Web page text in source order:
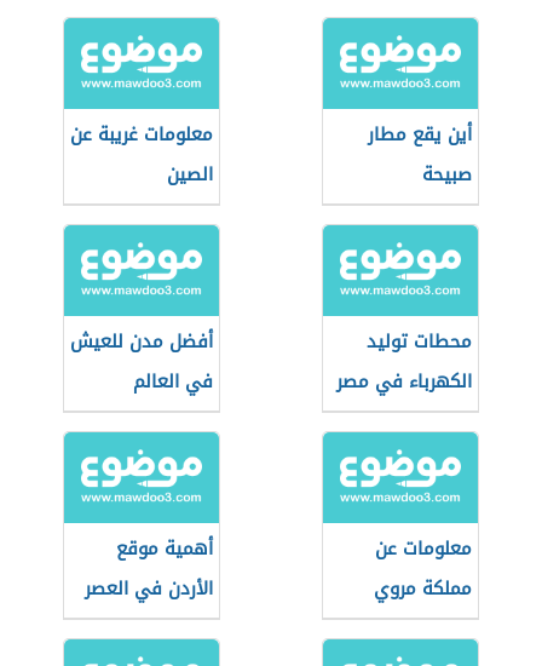
أين يقع مطار
صبيحة
معلومات غريبة عن
الصين
محطات توليد
الكهرباء في مصر
أفضل مدن للعيش
في العالم
معلومات عن
مملكة مروي
أهمية موقع
الأردن في العصر
المملوكي